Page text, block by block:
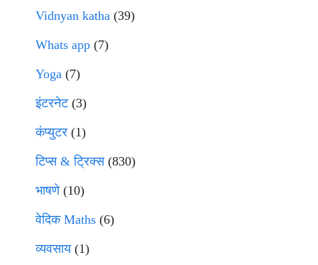
Vidnyan katha (39)
Whats app (7)
Yoga (7)
इंटरनेट(3)
कंप्युटर (1)
टिप्स & ट्रिक्स(830)
भाषणे(10)
वेदिक Maths (6)
व्यवसाय(1)